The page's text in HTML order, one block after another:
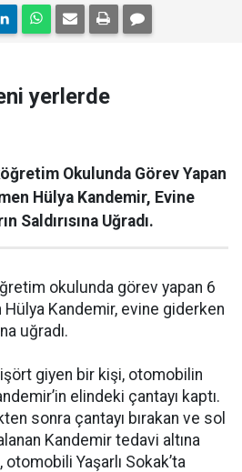
yerlerde
Okulunda Görev Yapan
Hülya Kandemir, Evine
Saldırısına Uğradı.
okulunda görev yapan 6
Hülya Kandemir, evine giderken
uğradı.
giyen bir kişi, otomobilin
elindeki çantayı kaptı.
sonra çantayı bırakan ve sol
Kandemir tedavi altına
otomobili Yaşarlı Sokak’ta